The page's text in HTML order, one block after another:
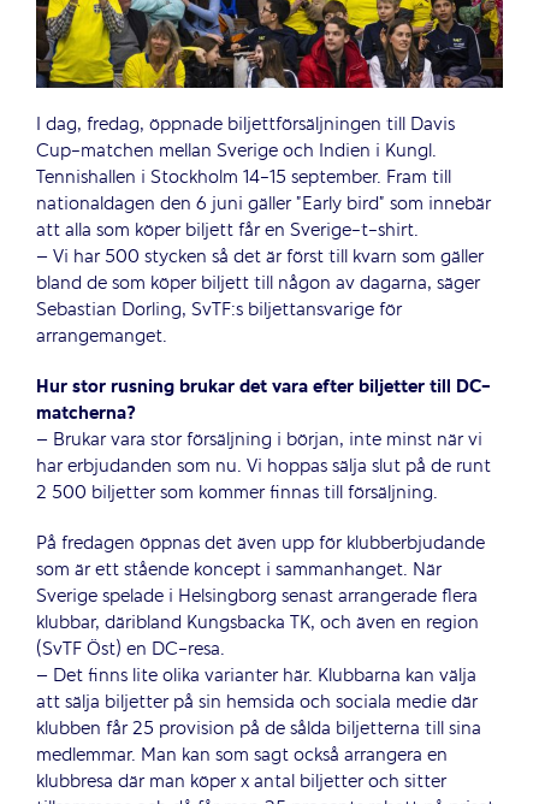
I dag, fredag, öppnade biljettförsäljningen till Davis
Cup-matchen mellan Sverige och Indien i Kungl.
Tennishallen i Stockholm 14-15 september. Fram till
nationaldagen den 6 juni gäller ”Early bird” som innebär
att alla som köper biljett får en Sverige-t-shirt.
– Vi har 500 stycken så det är först till kvarn som gäller
bland de som köper biljett till någon av dagarna, säger
Sebastian Dorling, SvTF:s biljettansvarige för
arrangemanget.
Hur stor rusning brukar det vara efter biljetter till DC-
matcherna?
– Brukar vara stor försäljning i början, inte minst när vi
har erbjudanden som nu. Vi hoppas sälja slut på de runt
2 500 biljetter som kommer finnas till försäljning.
På fredagen öppnas det även upp för klubberbjudande
som är ett stående koncept i sammanhanget. När
Sverige spelade i Helsingborg senast arrangerade flera
klubbar, däribland Kungsbacka TK, och även en region
(SvTF Öst) en DC-resa.
– Det finns lite olika varianter här. Klubbarna kan välja
att sälja biljetter på sin hemsida och sociala medie där
klubben får 25 provision på de sålda biljetterna till sina
medlemmar. Man kan som sagt också arrangera en
klubbresa där man köper x antal biljetter och sitter